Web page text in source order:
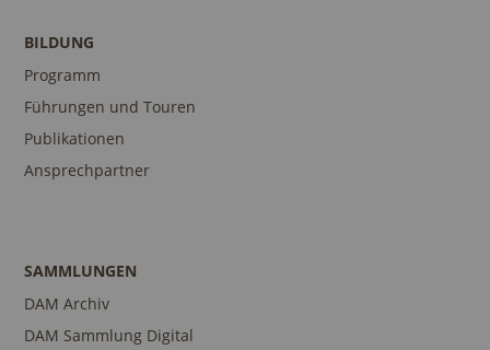
BILDUNG
Programm
Führungen und Touren
Publikationen
Ansprechpartner
SAMMLUNGEN
DAM Archiv
DAM Sammlung Digital